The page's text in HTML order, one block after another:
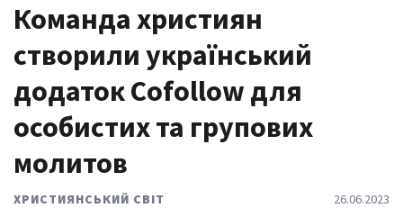
Команда християн
створили український
додаток Cofollow для
особистих та групових
молитов
ХРИСТИЯНСЬКИЙ СВІТ 26.06.2023